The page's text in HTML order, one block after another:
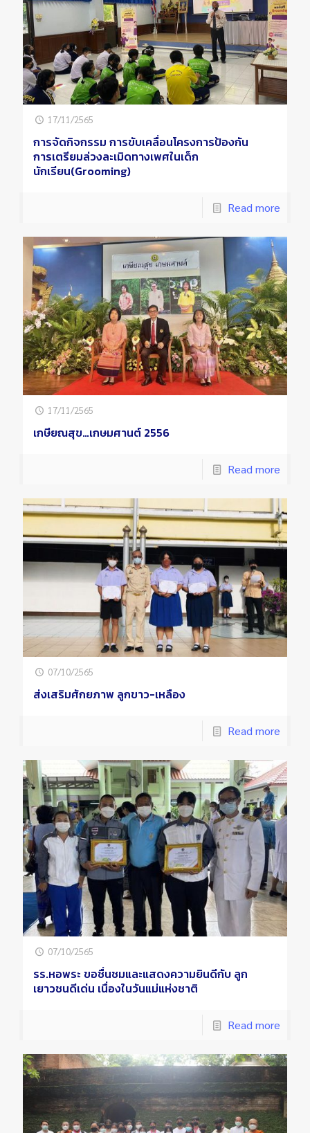
17/11/2565
การจัดกิจกรรม การขับเคลื่อนโครงการป้องกัน
การเตรียมล่วงละเมิดทางเพศในเด็ก
นักเรียน(Grooming)
Read more
17/11/2565
เกษียณสุข…เกษมศานต์ 2556
Read more
07/10/2565
ส่งเสริมศักยภาพ ลูกขาว-เหลือง
Read more
07/10/2565
รร.หอพระ ขอชื่นชมและแสดงความยินดีกับ ลูก
เยาวชนดีเด่น เนื่องในวันแม่แห่งชาติ
Read more